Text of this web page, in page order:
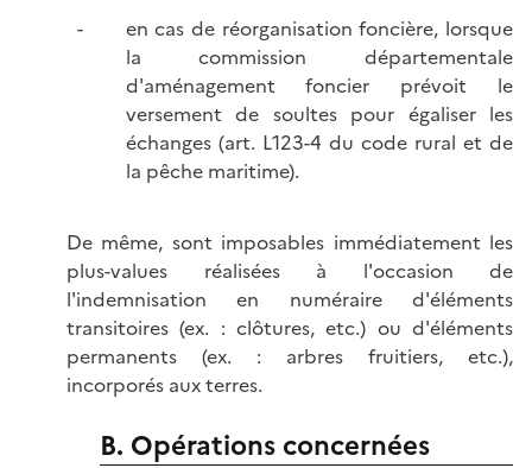
en cas de réorganisation foncière, lorsque
la commission départementale
d'aménagement foncier prévoit le
versement de soultes pour égaliser les
échanges (art. L123-4 du code rural et de
la pêche maritime).
De même, sont imposables immédiatement les
plus-values réalisées à l'occasion de
l'indemnisation en numéraire d'éléments
transitoires (ex. : clôtures, etc.) ou d'éléments
permanents (ex. : arbres fruitiers, etc.),
incorporés aux terres.
B. Opérations concernées